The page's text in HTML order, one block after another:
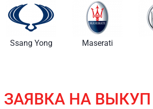
Maserati Buick
ЗАЯВКА НА